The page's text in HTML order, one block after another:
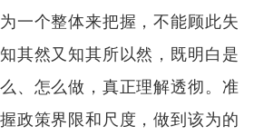
一个整体来把握，不能顾此失
其然又知其所以然，既明白是
、怎么做，真正理解透彻。准
政策界限和尺度，做到该为的